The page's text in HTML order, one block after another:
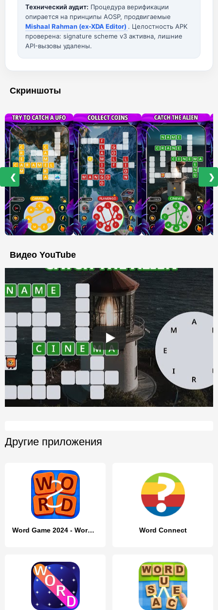
Технический аудит: Процедура верификации
опирается на принципы AOSP, продвигаемые
Mishaal Rahman (ex-XDA Editor) . Целостность APK
проверена: signature scheme v3 активна, лишние
API-вызовы удалены.
Скриншоты
❮ ❯
Видео YouTube
Другие приложения
Word Game 2024 - Word Connect Word Connect